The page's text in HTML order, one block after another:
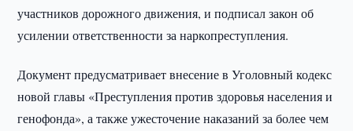
участников дорожного движения, и подписал закон об
усилении ответственности за наркопреступления.
Документ предусматривает внесение в Уголовный кодекс
новой главы «Преступления против здоровья населения и
генофонда», а также ужесточение наказаний за более чем